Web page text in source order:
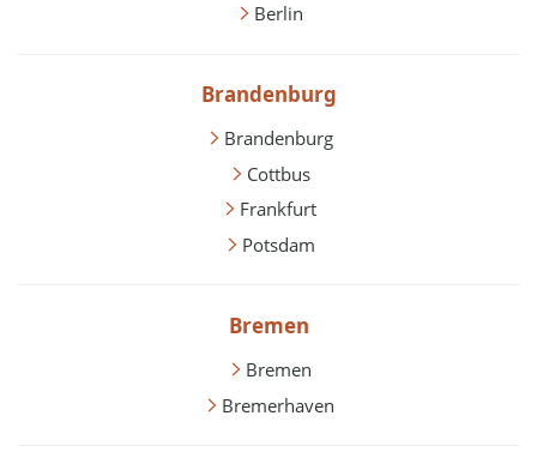
Berlin
Brandenburg
Brandenburg
Cottbus
Frankfurt
Potsdam
Bremen
Bremen
Bremerhaven